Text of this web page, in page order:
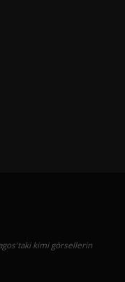
kimi görsellerin